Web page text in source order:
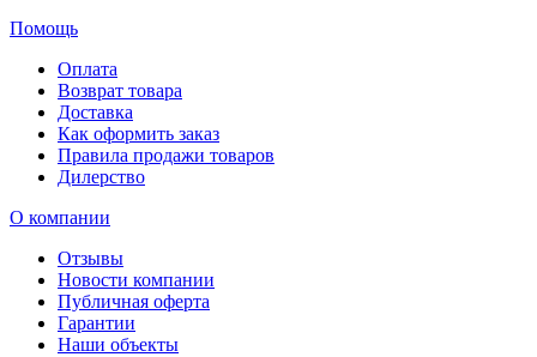
Помощь
Оплата
Возврат товара
Доставка
Как оформить заказ
Правила продажи товаров
Дилерство
О компании
Отзывы
Новости компании
Публичная оферта
Гарантии
Наши объекты